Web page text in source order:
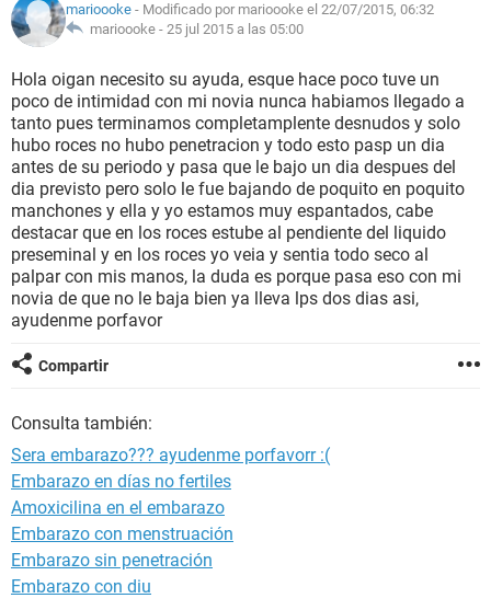
NUTRICIÓN
BIENESTAR
SEXUALIDAD
GLOSARIO
marioooke - Modificado por marioooke el 22/07/2015, 06:32
marioooke - 25 jul 2015 a las 05:00
Hola oigan necesito su ayuda, esque hace poco tuve un
poco de intimidad con mi novia nunca habiamos llegado a
tanto pues terminamos completamplente desnudos y solo
hubo roces no hubo penetracion y todo esto pasp un dia
antes de su periodo y pasa que le bajo un dia despues del
dia previsto pero solo le fue bajando de poquito en poquito
manchones y ella y yo estamos muy espantados, cabe
destacar que en los roces estube al pendiente del liquido
preseminal y en los roces yo veia y sentia todo seco al
palpar con mis manos, la duda es porque pasa eso con mi
novia de que no le baja bien ya lleva lps dos dias asi,
ayudenme porfavor
Compartir
Consulta también:
Sera embarazo??? ayudenme porfavorr :(
Embarazo en días no fertiles
Amoxicilina en el embarazo
Embarazo con menstruación
Embarazo sin penetración
Embarazo con diu